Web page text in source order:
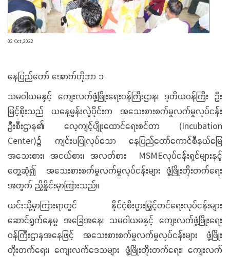
02 Oct,2022
နေပြည်တော် အောက်တိုဘာ ၁
သမဝါယမနှင့် ကျေးလက်ဖွံ့ဖြိုးရေးဝန်ကြီးဌာန၊ ဒုတိယဝန်ကြီး ဦး
မြင့်စိုးသည် ယနေ့မွန်းလွဲပိုင်းက အသေးစားစက်မှုလက်မှုလုပ်ငန်း
ဦးစီးဌာန၏ လေ့ကျင့်ပျိုးထောင်ရေးစင်တာ (Incubation
Center)၌ ကျင်းပပြုလုပ်သော နေပြည်တော်ကောင်စီနယ်မြေ
အသေးစား၊ အငယ်စား၊ အလတ်စား
MSMEလုပ်ငန်းရှင်များနှင့်
တွေ့ဆုံ၍ အသေးစားစက်မှုလက်မှုလုပ်ငန်းများ ဖွံ့ဖြိုးတိုးတက်ရေး
အတွက် ညှိနှိုင်းမှာကြားသည်။
ယင်းသို့မှာကြားရာတွင် နိုင်ငံ့စီးပွားမြှင့်တင်ရေးလုပ်ငန်းများ
ဆောင်ရွက်နေမှု အခြေအနေ၊ သမဝါယမနှင့် ကျေးလက်ဖွံ့ဖြိုးရေး
ဝန်ကြီးဌာနအနေဖြင့် အသေးစားစက်မှုလက်မှုလုပ်ငန်းများ ဖွံ့ဖြိုး
တိုးတက်ရေး၊ ‌ကျေးလက်ဒေသများ ဖွံ့ဖြိုးတိုးတက်ရေး၊ ကျေးလက်